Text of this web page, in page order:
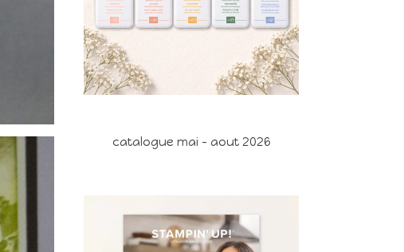
catalogue mai - aout 2026